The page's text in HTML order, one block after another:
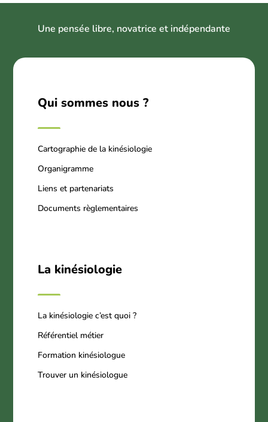
Une pensée libre, novatrice et indépendante
Qui sommes nous ?
Cartographie de la kinésiologie
Organigramme
Liens et partenariats
Documents règlementaires
La kinésiologie
La kinésiologie c’est quoi ?
Référentiel métier
Formation kinésiologue
Trouver un kinésiologue